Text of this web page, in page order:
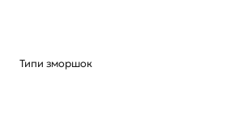
Типи зморшок